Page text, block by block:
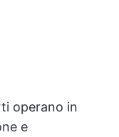
operano in
e